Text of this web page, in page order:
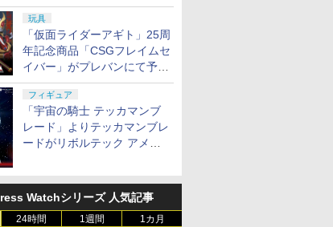
玩具
「仮面ライダーアギト」25周
年記念商品「CSGフレイムセ
イバー」がプレバンにて予約
開始
フィギュア
「宇宙の騎士 テッカマンブ
レード」よりテッカマンブレ
ードがリボルテック アメイ
Watchシリーズ 人気記事
24時間 1週間 1カ月